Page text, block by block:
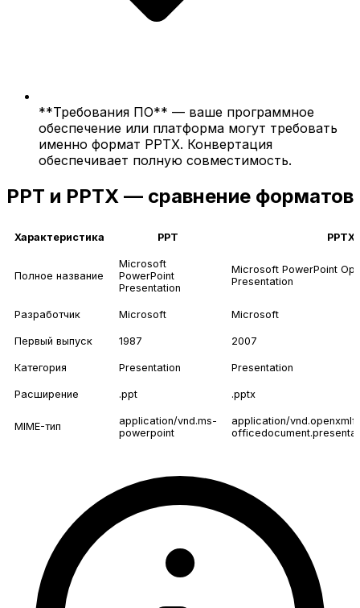
**Требования ПО** — ваше программное
обеспечение или платформа могут требовать
именно формат PPTX. Конвертация
обеспечивает полную совместимость.
PPT и PPTX — сравнение форматов
Характеристика PPT PPTX
Полное название
Microsoft
PowerPoint
Presentation
Microsoft PowerPoint
Presentation
Разработчик Microsoft Microsoft
Первый выпуск 1987 2007
Категория Presentation Presentation
Расширение .ppt .pptx
MIME-тип
application/vnd.ms-
powerpoint
application/